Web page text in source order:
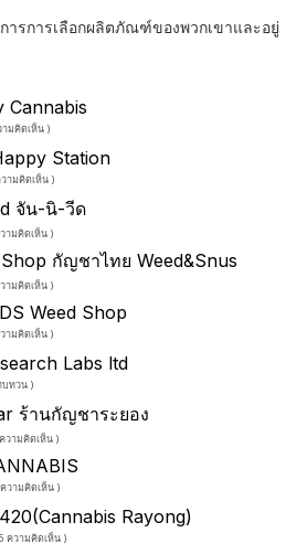
ารการเลือกผลิตภัณฑ์ของพวกเขาและอยู่
Cannabis
มคิดเห็น )
Station
ามคิดเห็น )
จัน-นิ-วีด
ามคิดเห็น )
กัญชาไทย Weed&Snus
ามคิดเห็น )
Weed Shop
ามคิดเห็น )
Labs ltd
บทวน )
ร้านกัญชาระยอง
วามคิดเห็น )
วามคิดเห็น )
Rayong)
ความคิดเห็น )